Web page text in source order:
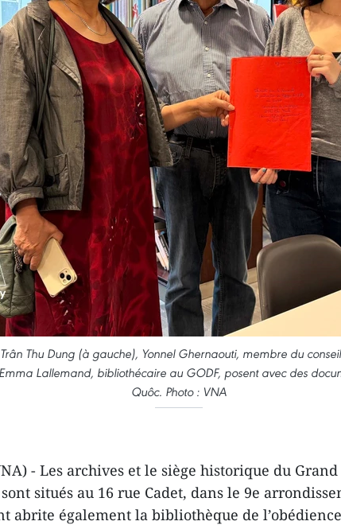
Thu Dung (à gauche), Yonnel Ghernaouti, membre du
Lallemand, bibliothécaire au GODF, posent avec des
Quôc. Photo : VNA
- Les archives et le siège historique du
sont situés au 16 rue Cadet, dans le 9e
abrite également la bibliothèque de